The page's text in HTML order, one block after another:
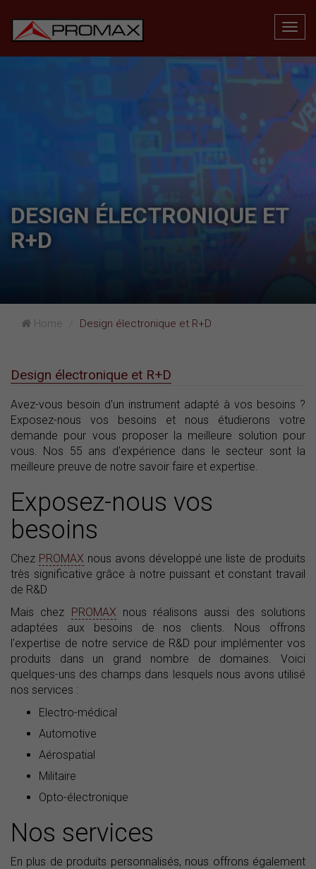
DESIGN ÉLECTRONIQUE ET
R+D
Home Design électronique et R+D
Design électronique et R+D
Avez-vous besoin d'un instrument adapté à vos besoins ?
Exposez-nous vos besoins et nous étudierons votre
demande pour vous proposer la meilleure solution pour
vous. Nos 55 ans d'expérience dans le secteur sont la
meilleure preuve de notre savoir faire et expertise.
Exposez-nous vos
besoins
Chez PROMAX nous avons développé une liste de produits
très significative grâce à notre puissant et constant travail
de R&D
Mais chez PROMAX nous réalisons aussi des solutions
adaptées aux besoins de nos clients. Nous offrons
l'expertise de notre service de R&D pour implémenter vos
produits dans un grand nombre de domaines. Voici
quelques-uns des champs dans lesquels nous avons utilisé
nos services :
Electro-médical
Automotive
Aérospatial
Militaire
Opto-électronique
Nos services
En plus de produits personnalisés, nous offrons également